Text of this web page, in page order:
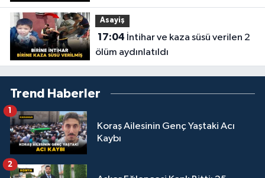
Asayiş
17:04
ölüm aydınlatıldı
Trend Haberler
Koraş Ailesinin Genç Yaştaki Acı
Kaybı
1
2